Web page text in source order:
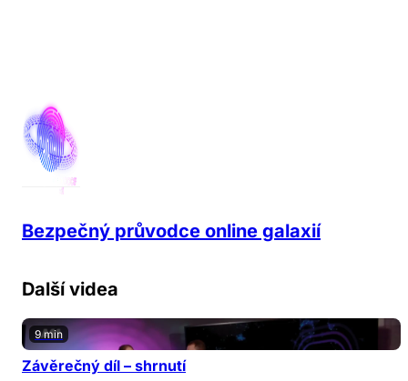
Bezpečný průvodce online galaxií
Další videa
9 min
Závěrečný díl – shrnutí